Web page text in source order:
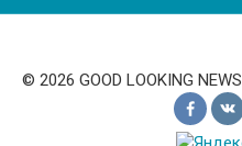
© 2026 GOOD LOOKING NEWS